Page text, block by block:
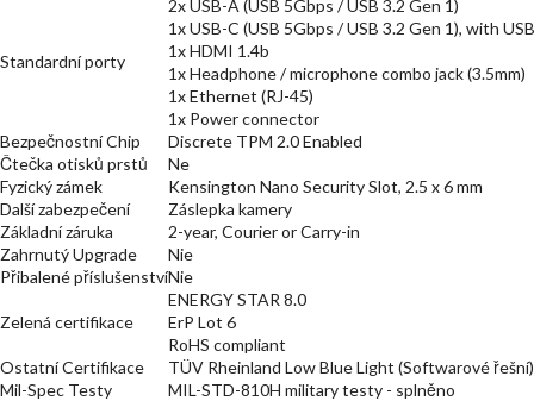
Standardní porty
2x USB-A (USB 5Gbps / USB 3.2 Gen 1)
1x USB-C (USB 5Gbps / USB 3.2 Gen 1), with
1x HDMI 1.4b
1x Headphone / microphone combo jack (3.5mm)
1x Ethernet (RJ-45)
1x Power connector
Bezpečnostní Chip
Discrete TPM 2.0 Enabled
Čtečka otisků prstů
Ne
Fyzický zámek
Kensington Nano Security Slot, 2.5 x 6 mm
Další zabezpečení
Záslepka kamery
Základní záruka
2-year, Courier or Carry-in
Zahrnutý Upgrade
Nie
Přibalené příslušenstvíNie
Zelená certifikace
ENERGY STAR 8.0
ErP Lot 6
RoHS compliant
Ostatní Certifikace
TÜV Rheinland Low Blue Light (Softwarové řešní)
Mil-Spec Testy
MIL-STD-810H military testy - splněno